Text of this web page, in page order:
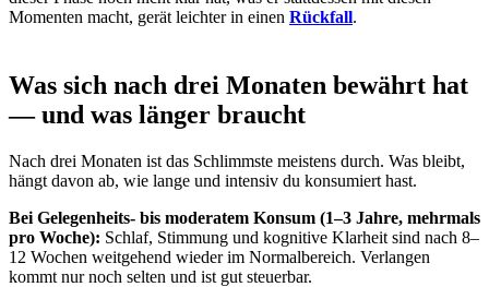
Momenten macht, gerät leichter in einen Rückfall.
Was sich nach drei Monaten bewährt hat
— und was länger braucht
Nach drei Monaten ist das Schlimmste meistens durch. Was bleibt,
hängt davon ab, wie lange und intensiv du konsumiert hast.
Bei Gelegenheits- bis moderatem Konsum (1–3 Jahre, mehrmals
pro Woche): Schlaf, Stimmung und kognitive Klarheit sind nach 8–
12 Wochen weitgehend wieder im Normalbereich. Verlangen
kommt nur noch selten und ist gut steuerbar.